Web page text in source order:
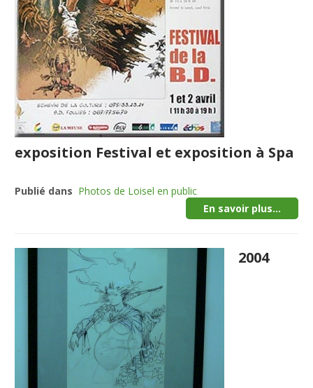
exposition Festival et exposition à Spa
Publié dans Photos de Loisel en public
En savoir plus...
2004